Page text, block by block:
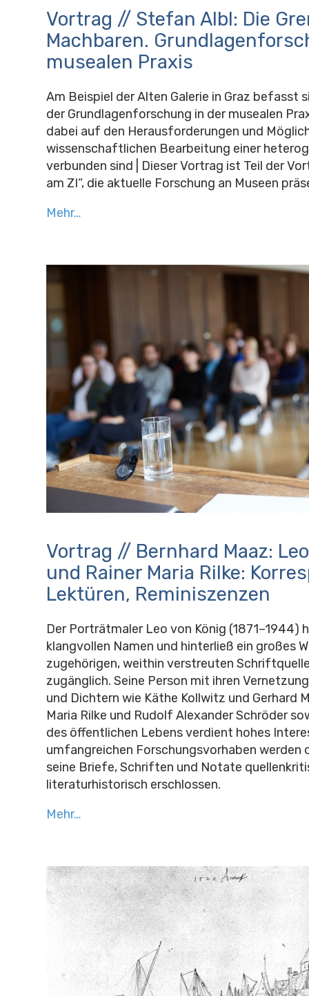
Vortrag // Stefan Albl: Die
Machbaren.
musealen Praxis
Am Beispiel der Alten Galerie in Graz befasst
der Grundlagenforschung in der musealen
dabei auf den Herausforderungen und
wissenschaftlichen Bearbeitung einer
verbunden sind | Dieser Vortrag ist Teil der
am ZI“, die aktuelle Forschung an Museen
Mehr…
Vortrag // Bernhard Maaz:
und Rainer Maria Rilke:
Lektüren, Reminiszenzen
Der Porträtmaler Leo von König (1871–1944)
klangvollen Namen und hinterließ ein großes
zugehörigen, weithin verstreuten
zugänglich. Seine Person mit ihren
und Dichtern wie Käthe Kollwitz und Gerhard
Maria Rilke und Rudolf Alexander Schröder
des öffentlichen Lebens verdient hohes
umfangreichen Forschungsvorhaben werden
seine Briefe, Schriften und Notate
literaturhistorisch erschlossen.
Mehr…